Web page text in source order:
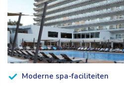
Moderne spa-faciliteiten